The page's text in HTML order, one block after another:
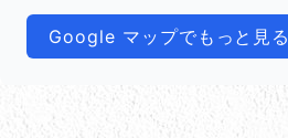
Google マップでもっと見る